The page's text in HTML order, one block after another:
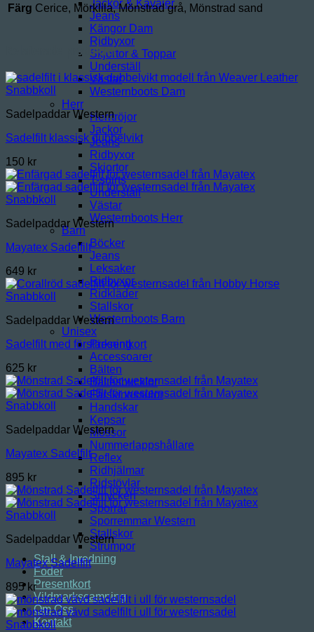
Jackor & Kavajer
Jeans
Kängor Dam
Ridbyxor
Skjortor & Toppar
Underställ
Västar
Westernboots Dam
Herr
Herrtröjor
Jackor
Jeans
Ridbyxor
Skjortor
T-shirts
Underställ
Västar
Westernboots Herr
Barn
Böcker
Jeans
Leksaker
Ridbyxor
Ridkläder
Stallskor
Westernboots Barn
Unisex
Presentkort
Accessoarer
Bälten
Bältesbucklor
Fårskinnssulor
Handskar
Kepsar
Mössor
Nummerlappshållare
Reflex
Ridhjälmar
Ridstövlar
Smycken
Sporrar
Sporremmar Western
Stallskor
Strumpor
Stall & Inredning
Foder
Presentkort
Vildmarkscamping
Om Oss
Kontakt
Färg Cerice, Mörklila, Mönstrad grå, Mönstrad sand
Relaterade produkter
Snabbkoll
Sadelpaddar Western
Sadelfilt klassisk dubbelvikt
150 kr
Snabbkoll
Sadelpaddar Western
Mayatex Sadelfilt
649 kr
Snabbkoll
Sadelpaddar Western
Sadelfilt med förstärkning
625 kr
Snabbkoll
Sadelpaddar Western
Mayatex Sadelfilt
895 kr
Snabbkoll
Sadelpaddar Western
Mayatex Sadelfilt
895 kr
Snabbkoll